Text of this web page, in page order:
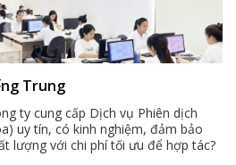
Trung
ty cung cấp Dịch vụ Phiên dịch
uy tín, có kinh nghiệm, đảm bảo
lượng với chi phí tối ưu để hợp tác?